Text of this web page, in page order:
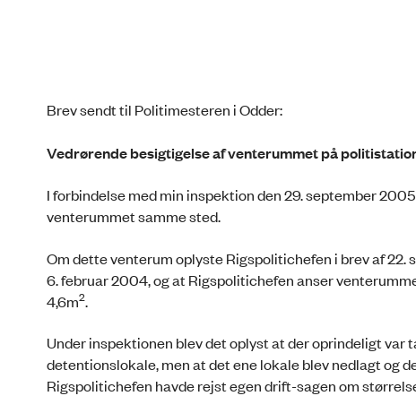
Brev sendt til Politimesteren i Odder:
Vedrørende besigtigelse af venterummet på
I forbindelse med min inspektion den 29. september
venterummet samme sted.
Om dette venterum oplyste Rigspolitichefen i brev af
6. februar 2004, og at Rigspolitichefen anser
4,6m2.
Under inspektionen blev det oplyst at der oprindeligt var
detentionslokale, men at det ene lokale blev nedlagt og
Rigspolitichefen havde rejst egen drift-sagen om